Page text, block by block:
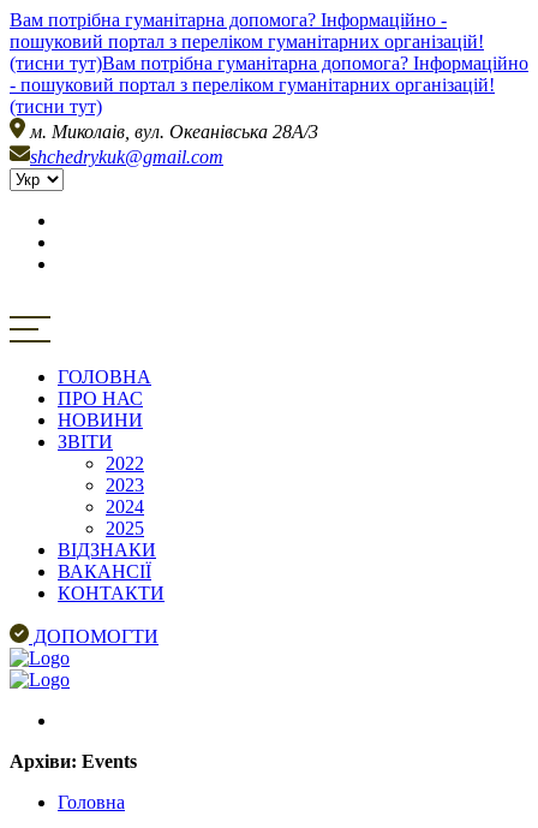
Вам потрібна гуманітарна допомога? Інформаційно -
пошуковий портал з переліком гуманітарних організацій!
(тисни тут)Вам потрібна гуманітарна допомога? Інформаційно
- пошуковий портал з переліком гуманітарних організацій!
(тисни тут)
м. Миколаів, вул. Океанівська 28А/3
shchedrykuk@gmail.com
ГОЛОВНА
ПРО НАС
НОВИНИ
ЗВІТИ
2022
2023
2024
2025
ВІДЗНАКИ
ВАКАНСІЇ
КОНТАКТИ
ДОПОМОГТИ
Архіви: Events
Головна